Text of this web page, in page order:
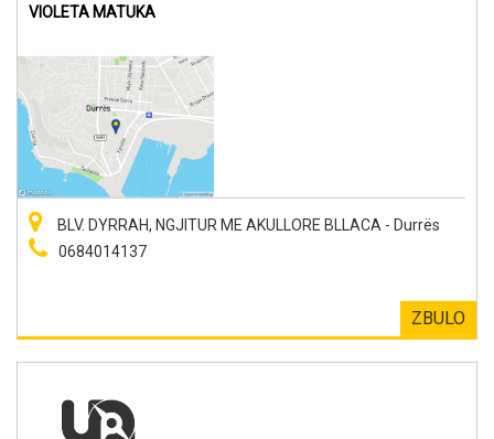
VIOLETA MATUKA
BLV. DYRRAH, NGJITUR ME AKULLORE BLLACA - Durrës
0684014137
ZBULO